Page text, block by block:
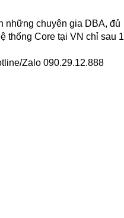
những chuyên gia DBA, đủ
thống Core tại VN chỉ sau 1
Zalo 090.29.12.888